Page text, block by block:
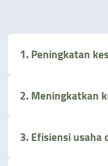
1. Peningkatan
2. Meningkatkan
3. Efisiensi usaha